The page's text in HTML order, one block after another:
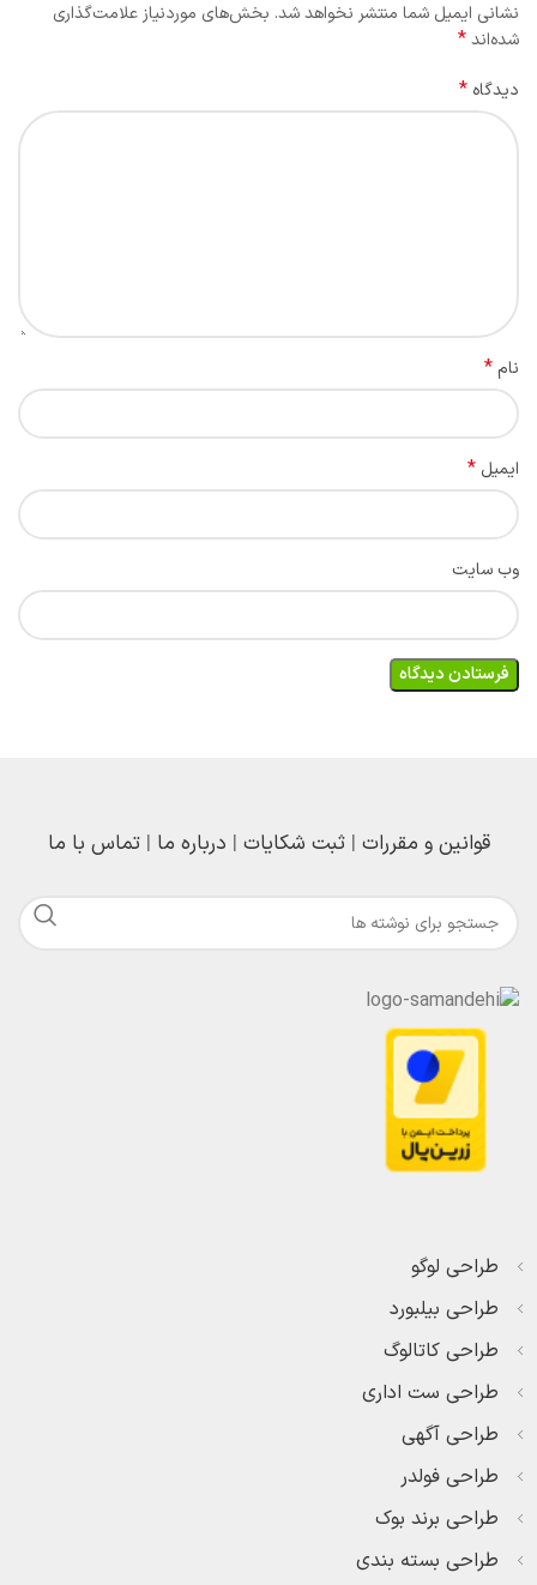
نشانی ایمیل شما منتشر نخواهد شد. بخش‌های موردنیاز علامت‌گذاری
شده‌اند*
دیدگاه *
نام *
ایمیل *
وب‌ سایت
قوانین و مقررات |ثبت شکایات | درباره ما |تماس با ما
طراحی لوگو
طراحی بیلبورد
طراحی کاتالوگ
طراحی ست اداری
طراحی آگهی
طراحی فولدر
طراحی برند بوک
طراحی بسته بندی